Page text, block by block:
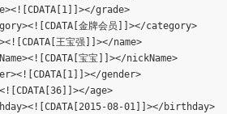
grade>
金牌会员]]></category>
王宝强]]></name>
宝宝]]></nickName>
gender>
age>
08-01]]></birthday>